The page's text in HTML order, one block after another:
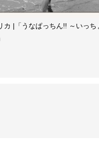
カ |「うなぱっちん!! ～いっち